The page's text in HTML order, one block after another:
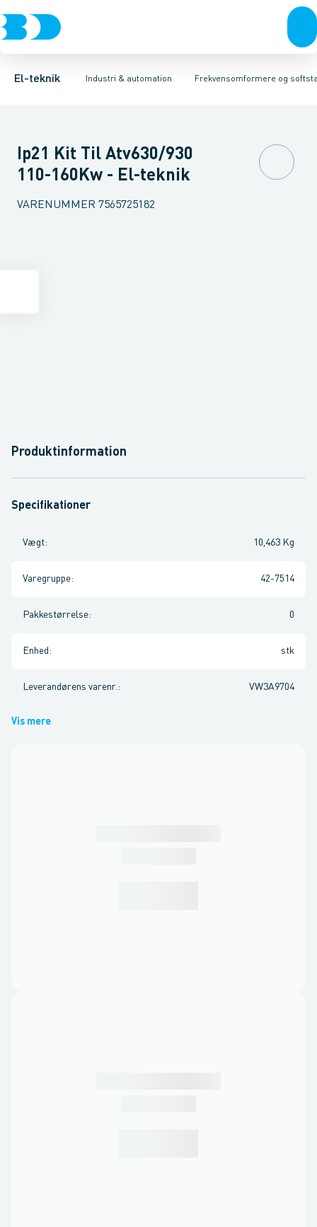
El-teknik Industri & automation
Afbrydere, stikkontakter & lampeudtagForgreningsmateriel
Frekvensomformere og
Industristiksystemer Frekvensomformere og softstartere
Frekvensomformer =˂1 kVFilter for lavspændingSoft Starter
Ip21 Kit Til Atv630/930
110-160Kw - El-teknik
VARENUMMER 7565725182
Produktinformation
Specifikationer
Vægt: 10,463 Kg
Varegruppe: 42-7514
Pakkestørrelse: 0
Enhed : stk
Leverandørens varenr. : VW3A9704
Vis mere